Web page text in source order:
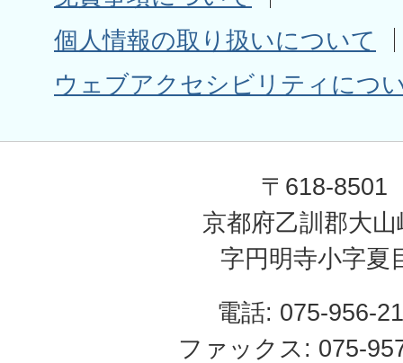
個人情報の取り扱いについて
ウェブアクセシビリティにつ
〒618-8501
京都府乙訓郡大山
字円明寺小字夏
電話: 075-956-
ファックス: 075-